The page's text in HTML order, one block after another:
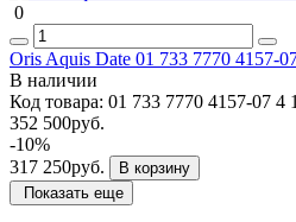
0
Oris Aquis Date 01 733 7770 4157-
В наличии
Код товара: 01 733 7770 4157-07 4
352 500руб.
-10%
317 250руб.
В корзину
Показать еще